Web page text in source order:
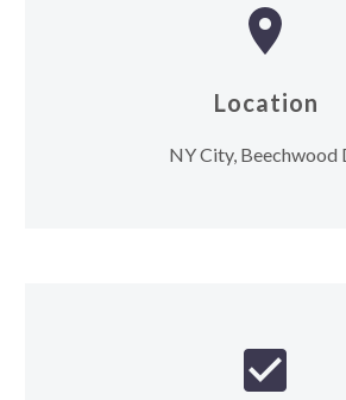


Location
NY City, Beechwood

